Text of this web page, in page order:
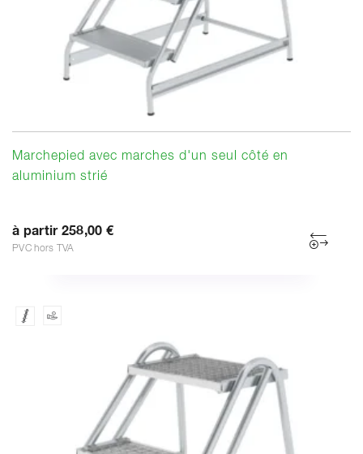
Marchepied avec marches d'un seul côté en
aluminium strié
à partir 258,00 €
PVC hors TVA